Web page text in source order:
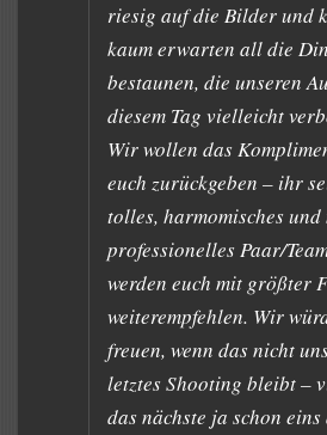
riesig auf die Bilder und
kaum erwarten all die
bestaunen, die unseren
diesem Tag vielleicht
Wir wollen das
euch zurückgeben – ihr
tolles, harmomisches
professionelles Paar/
werden euch mit größter
weiterempfehlen. Wir
freuen, wenn das nicht
letztes Shooting bleibt –
das nächste ja schon